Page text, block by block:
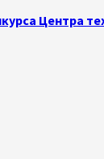
Центра